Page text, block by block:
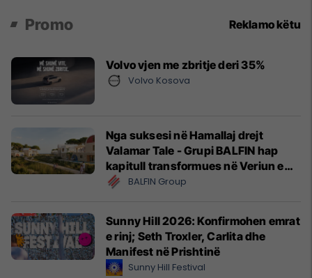
Promo Reklamo këtu
Volvo vjen me zbritje deri 35%
Volvo Kosova
Nga suksesi në Hamallaj drejt
Valamar Tale - Grupi BALFIN hap
kapitull transformues në Veriun e
Shqipërisë
BALFIN Group
Sunny Hill 2026: Konfirmohen emrat
e rinj; Seth Troxler, Carlita dhe
Manifest në Prishtinë
Sunny Hill Festival